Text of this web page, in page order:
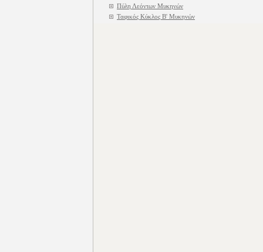
Πύλη Λεόντων Μυκηνών
Ταφικός Κύκλος Β' Μυκηνών